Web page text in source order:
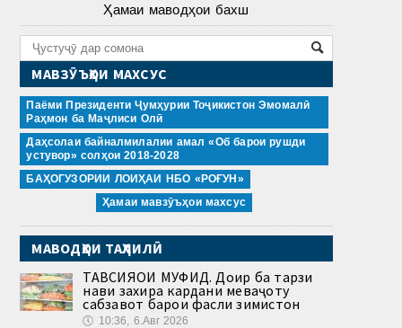
Ҳамаи маводҳои бахш
МАВЗӮЪҲОИ МАХСУС
Паёми Президенти Ҷумҳурии Тоҷикистон Эмомалӣ
Раҳмон ба Маҷлиси Олӣ
Даҳсолаи байналмилалии амал «Об барои рушди
устувор» солҳои 2018-2028
БАҲОГУЗОРИИ ЛОИҲАИ НБО «РОҒУН»
Ҳамаи мавзӯъҳои махсус
МАВОДҲОИ ТАҲЛИЛӢ
ТАВСИЯҲОИ МУФИД. Доир ба тарзи
нави захира кардани меваҷоту
сабзавот барои фасли зимистон
🕔 10:36, 6.Авг 2026